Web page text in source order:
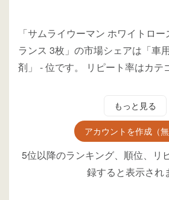
「サムライウーマン ホワイトロ
ランス 3枚」の市場シェアは「車
剤」 -位です。 リピート率はカテ
もっと見る
アカウントを作成（無
5位以降のランキング、順位、リ
録すると表示され